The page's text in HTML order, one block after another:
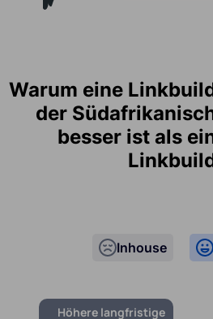
Warum eine
der
besser ist als
Inhouse
Höhere langfristige